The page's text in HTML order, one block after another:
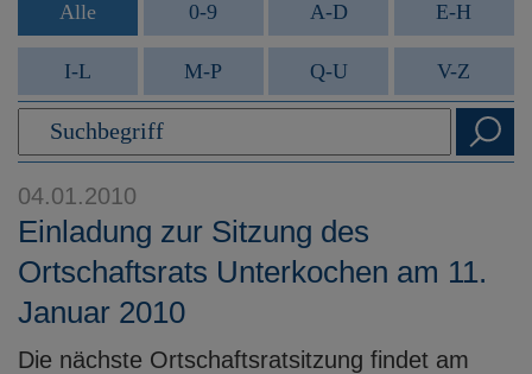
n
n
Alle 0-9 A-D E-H
I-L M-P Q-U V-Z
04.01.2010
Einladung zur Sitzung des
Ortschaftsrats Unterkochen am 11.
Januar 2010
Die nächste Ortschaftsratsitzung findet am